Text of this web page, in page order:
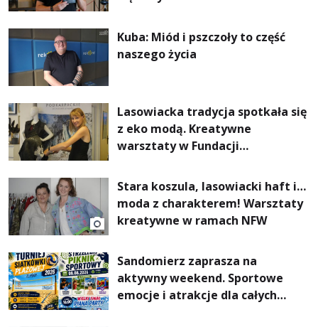
Kuba: Miód i pszczoły to część
naszego życia
Lasowiacka tradycja spotkała się
z eko modą. Kreatywne
warsztaty w Fundacji
Stara koszula, lasowiacki haft i…
moda z charakterem! Warsztaty
kreatywne w ramach NFW
Sandomierz zaprasza na
aktywny weekend. Sportowe
emocje i atrakcje dla całych